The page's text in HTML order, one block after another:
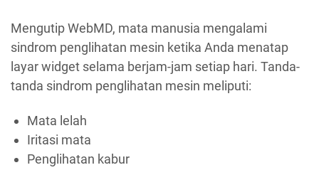
Mengutip WebMD, mata manusia mengalami
sindrom penglihatan mesin ketika Anda menatap
layar widget selama berjam-jam setiap hari. Tanda-
tanda sindrom penglihatan mesin meliputi:
Mata lelah
Iritasi mata
Penglihatan kabur